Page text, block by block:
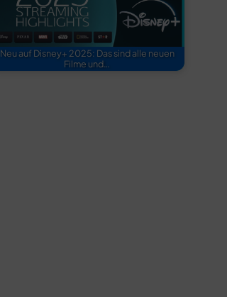
Wunder auf Bahn 2
2000 1986
Neu auf Disney+ 2025: Das sind alle neuen
Filme und…